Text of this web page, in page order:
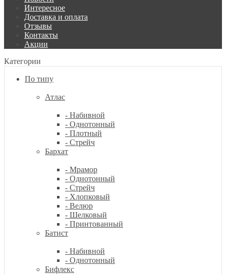
Интересное
Доставка и оплата
Отзывы
Контакты
Акции
Категории
По типу
Атлас
- Набивной
- Однотонный
- Плотный
- Стрейч
Бархат
- Мрамор
- Однотонный
- Стрейч
- Хлопковый
- Велюр
- Шелковый
- Принтованный
Батист
- Набивной
- Однотонный
Бифлекс